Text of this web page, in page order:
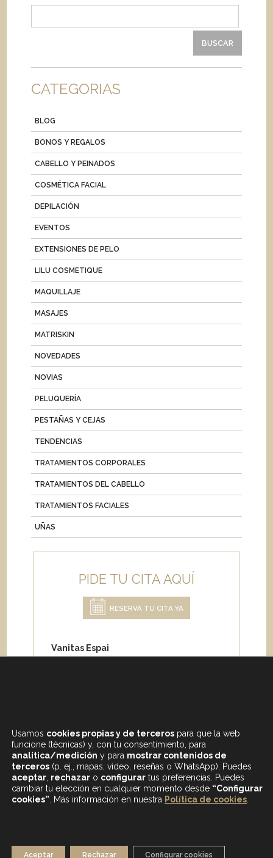
CATEGORIAS
BLOG
BONOS Y REGALOS
CABELLO Y PEINADOS
COSMÉTICA FACIAL
DEPILACIÓN
EVENTOS
EXTENSIONES DE PELO
LILU COSMETIQUE
MAQUILLAJE
MASAJES
MATRISKIN
NOVEDADES
NOVIAS
PELUQUERÍA
PESTAÑAS Y CEJAS
TENDENCIAS
TRATAMIENTOS CORPORALES
TRATAMIENTOS DEL CABELLO
TRATAMIENTOS FACIALES
UÑAS
PIDE TU CITA AQUÍ
RESERVA TU CITA YA
Vanitas Espai
Carrer de Paris 204
AVISO LEGAL
Usamos cookies propias y de terceros para que la web
funcione (técnicas) y, con tu consentimiento, para
analítica/medición y para mostrar contenidos de
terceros (p. ej., mapas, vídeo, reseñas o WhatsApp). Puedes
aceptar rechazar o configurar tus preferencias. Puedes
cambiar tu elección en cualquier momento desde “Configurar
cookies” . Más información en nuestra Política de cookies
Aceptar Rechazar Configurar cookies